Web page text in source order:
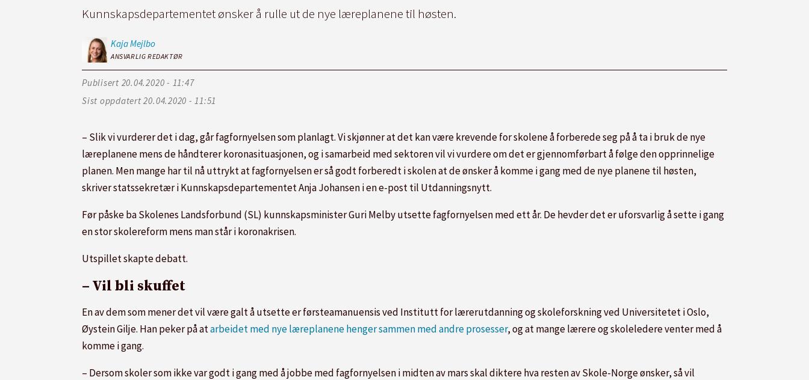
Kunnskapsdepartementet ønsker å rulle ut de nye læreplanene til høsten.
KajaMejlbo
ANSVARLIG REDAKTØR
Publisert
20.04.2020 - 11:47
Sist oppdatert
20.04.2020 - 11:51
– Slik vi vurderer det i dag, går fagfornyelsen som planlagt. Vi skjønner at det kan være krevende for skolene å forberede seg på å ta i bruk de nye
læreplanene mens de håndterer koronasituasjonen, og i samarbeid med sektoren vil vi vurdere om det er gjennomførbart å følge den opprinnelige
planen. Men mange har til nå uttrykt at fagfornyelsen er så godt forberedt i skolen at de ønsker å komme i gang med de nye planene til høsten,
skriver statssekretær i Kunnskapsdepartementet Anja Johansen i en e-post til Utdanningsnytt.
Før påske ba Skolenes Landsforbund (SL) kunnskapsminister Guri Melby utsette fagfornyelsen med ett år. De hevder det er uforsvarlig å sette i gang
en stor skolereform mens man står i koronakrisen.
Utspillet skapte debatt.
– Vil bli skuffet
En av dem som mener det vil være galt å utsette er førsteamanuensis ved Institutt for lærerutdanning og skoleforskning ved Universitetet i Oslo,
Øystein Gilje. Han peker på atarbeidet med nye læreplanene henger sammen med andre prosesser, og at mange lærere og skoleledere venter med å
komme i gang.
– Dersom skoler som ikke var godt i gang med å jobbe med fagfornyelsen i midten av mars skal diktere hva resten av Skole-Norge ønsker, så vil